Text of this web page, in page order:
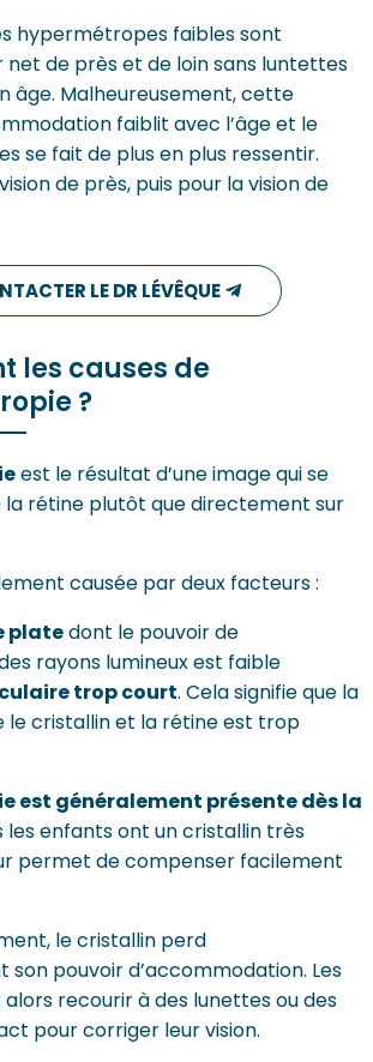
hypermétropes faibles sont
net de près et de loin sans luntettes
âge. Malheureusement, cette
faiblit avec l’âge et le
se fait de plus en plus ressentir.
de près, puis pour la vision de
LE DR LÉVÊQUE
les causes de
?
est le résultat d’une image qui se
la rétine plutôt que directement sur
causée par deux facteurs :
platedont le pouvoir de
rayons lumineux est faible
trop court. Cela signifie que la
le cristallin et la rétine est trop
est généralement présente dès la
les enfants ont un cristallin très
permet de compenser facilement
le cristallin perd
son pouvoir d’accommodation. Les
recourir à des lunettes ou des
pour corriger leur vision.